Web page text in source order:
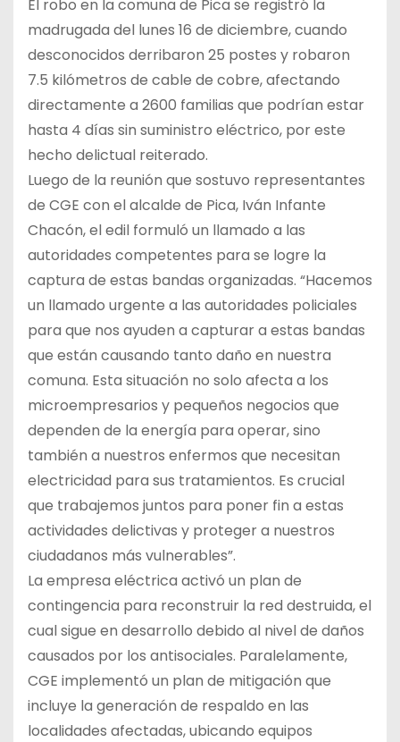
El robo en la comuna de Pica se registró la
madrugada del lunes 16 de diciembre, cuando
desconocidos derribaron 25 postes y robaron
7.5 kilómetros de cable de cobre, afectando
directamente a 2600 familias que podrían estar
hasta 4 días sin suministro eléctrico, por este
hecho delictual reiterado.
Luego de la reunión que sostuvo representantes
de CGE con el alcalde de Pica, Iván Infante
Chacón, el edil formuló un llamado a las
autoridades competentes para se logre la
captura de estas bandas organizadas. “Hacemos
un llamado urgente a las autoridades policiales
para que nos ayuden a capturar a estas bandas
que están causando tanto daño en nuestra
comuna. Esta situación no solo afecta a los
microempresarios y pequeños negocios que
dependen de la energía para operar, sino
también a nuestros enfermos que necesitan
electricidad para sus tratamientos. Es crucial
que trabajemos juntos para poner fin a estas
actividades delictivas y proteger a nuestros
ciudadanos más vulnerables”.
La empresa eléctrica activó un plan de
contingencia para reconstruir la red destruida, el
cual sigue en desarrollo debido al nivel de daños
causados por los antisociales. Paralelamente,
CGE implementó un plan de mitigación que
incluye la generación de respaldo en las
localidades afectadas, ubicando equipos